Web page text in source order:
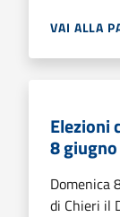
VAI ALLA
Elezioni
8
Domenica
di Chieri il